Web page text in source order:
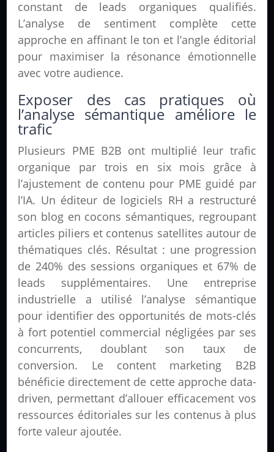
constant de leads organiques qualifiés.
L’analyse de sentiment complète cette
approche en affinant le ton et l’angle éditorial
pour maximiser la résonance émotionnelle
avec votre audience.
Exposer des cas pratiques où
l’analyse sémantique améliore le
trafic
Plusieurs PME B2B ont multiplié leur trafic
organique par trois en six mois grâce à
l’ajustement de contenu pour PME guidé par
l’IA. Un éditeur de logiciels RH a restructuré
son blog en cocons sémantiques, regroupant
articles piliers et contenus satellites autour de
thématiques clés. Résultat : une progression
de 240% des sessions organiques et 67% de
leads supplémentaires. Une entreprise
industrielle a utilisé l’analyse sémantique
pour identifier des opportunités de mots-clés
à fort potentiel commercial négligées par ses
concurrents, doublant son taux de
conversion. Le content marketing B2B
bénéficie directement de cette approche data-
driven, permettant d’allouer efficacement vos
ressources éditoriales sur les contenus à plus
forte valeur ajoutée.